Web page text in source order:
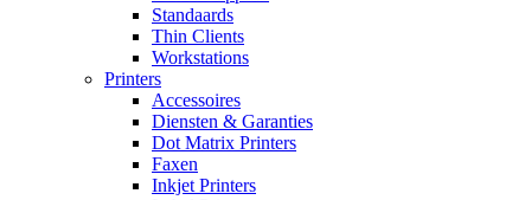
Standaards
Thin Clients
Workstations
Printers
Accessoires
Diensten & Garanties
Dot Matrix Printers
Faxen
Inkjet Printers